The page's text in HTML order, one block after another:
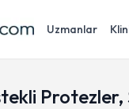
Uzmanlar
Protezler,